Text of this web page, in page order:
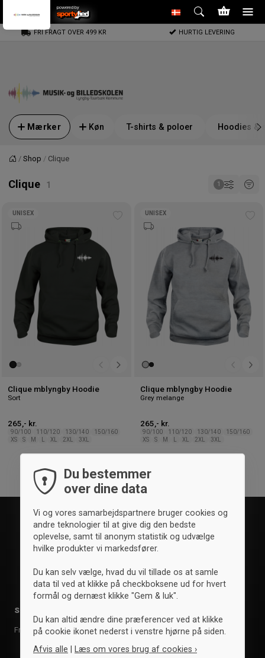
powered by
FRI FRAGT OVER 499 KR HURTIG LEVERING
Mærker Køn T-shirts & poloer Hoodies &
Forside
Shop Clique
Clique
UNISEX
Clique mblyngby Hoodie
Sort
265,- kr.
90/100 110/120 130/140
150/160
XS
S M L XL 2XL 3XL
UNISEX
Clique mblyngby Hoodie
Grey melange
265,- kr.
90/100 110/120 130/140
150/160
XS
S M L XL 2XL 3XL
Sportsgrene
Fritid
Clique
ID
Du bestemmer
over dine data
Vi og vores samarbejdspartnere bruger cookies og
andre teknologier til at give dig den bedste
oplevelse, samt til anonym statistik og udvælge
hvilke produkter vi markedsfører.
Du kan selv vælge, hvad du vil tillade os at samle
data til ved at klikke på checkboksene ud for hvert
formål og dernæst klikke "Gem & luk".
Du kan altid ændre dine præferencer ved at klikke
på cookie ikonet nederst i venstre hjørne på siden.
Afvis alle | Læs om vores brug af cookies ›